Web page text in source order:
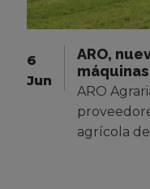
6
Jun
ARO,
máquinas
ARO
agrícola